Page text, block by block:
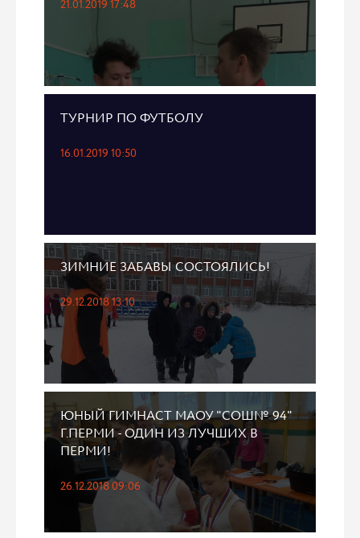
21.01.2019 17:48
ТУРНИР ПО ФУТБОЛУ
16.01.2019 10:50
ЗИМНИЕ ЗАБАВЫ СОСТОЯЛИСЬ!
29.12.2018 13:10
ЮНЫЙ ГИМНАСТ МАОУ "СОШ№ 94"
Г.ПЕРМИ - ОДИН ИЗ ЛУЧШИХ В
ПЕРМИ!
26.12.2018 09:06